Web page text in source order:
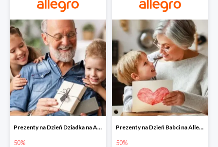
Prezenty na Dzień Dziadka na Allegro do -50%
50%
Prezenty na Dzień Babci na Allegro do -50%
50%